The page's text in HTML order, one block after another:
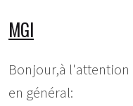
MGI
Bonjour,à
en général: